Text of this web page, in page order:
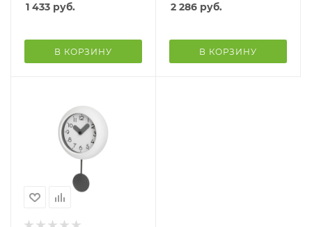
1 433 руб.
В КОРЗИНУ
2 286 руб.
В КОРЗИНУ